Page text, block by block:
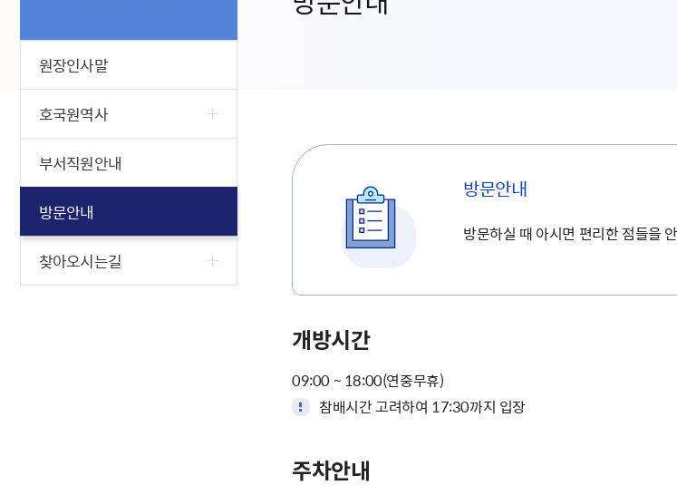
원장인사말
호국원역사
부서직원안내
방문안내
찾아오시는길
방문안내
방문하실 때 아시면 편리한 점들을
개방시간
09:00 ~ 18:00(연중무휴)
참배시간 고려하여 17:30까지 입장
주차안내